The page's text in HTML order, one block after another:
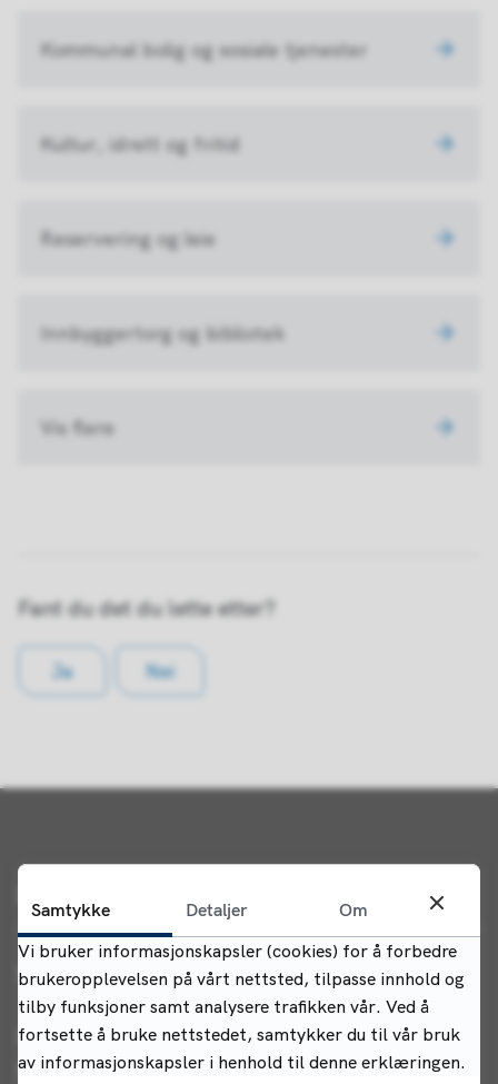
Kommunal bolig og sosiale tjenester
Kultur, idrett og fritid
Reservering og leie
Innbyggertorg og bibliotek
Vis flere
Fant du det du lette etter?
Ja Nei
Indre Østfold kommune
Postadresse:
Postboks 34, 1861 Trøgstad
Samtykke Detaljer
Om
Vi bruker informasjonskapsler (cookies) for å forbedre
brukeropplevelsen på vårt nettsted, tilpasse innhold og
tilby funksjoner samt analysere trafikken vår. Ved å
fortsette å bruke nettstedet, samtykker du til vår bruk
av informasjonskapsler i henhold til denne erklæringen.